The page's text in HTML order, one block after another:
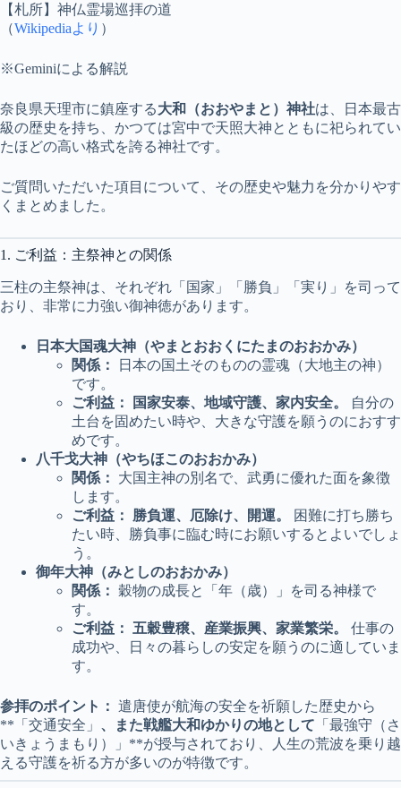
【札所】神仏霊場巡拝の道
（Wikipediaより ）
※Geminiによる解説
奈良県天理市に鎮座する大和（おおやまと）神社は、日本最古
級の歴史を持ち、かつては宮中で天照大神とともに祀られてい
たほどの高い格式を誇る神社です。
ご質問いただいた項目について、その歴史や魅力を分かりやす
くまとめました。
1. ご利益：主祭神との関係
三柱の主祭神は、それぞれ「国家」「勝負」「実り」を司って
おり、非常に力強い御神徳があります。
日本大国魂大神（やまとおおくにたまのおおかみ）
関係：
日本の国土そのものの霊魂（大地主の神）
です。
ご利益：
国家安泰、地域守護、家内安全。
自分の
土台を固めたい時や、大きな守護を願うのにおすす
めです。
八千戈大神（やちほこのおおかみ）
関係：
大国主神の別名で、武勇に優れた面を象徴
します。
ご利益：
勝負運、厄除け、開運。
困難に打ち勝ち
たい時、勝負事に臨む時にお願いするとよいでしょ
う。
御年大神（みとしのおおかみ）
関係： 穀物の成長と「年（歳）」を司る神様で
す。
ご利益：
五穀豊穣、産業振興、家業繁栄。
仕事の
成功や、日々の暮らしの安定を願うのに適していま
す。
参拝のポイント： 遣唐使が航海の安全を祈願した歴史から
**「交通安全」 、また戦艦大和ゆかりの地として 「最強守（さ
いきょうまもり）」**が授与されており、人生の荒波を乗り越
える守護を祈る方が多いのが特徴です。